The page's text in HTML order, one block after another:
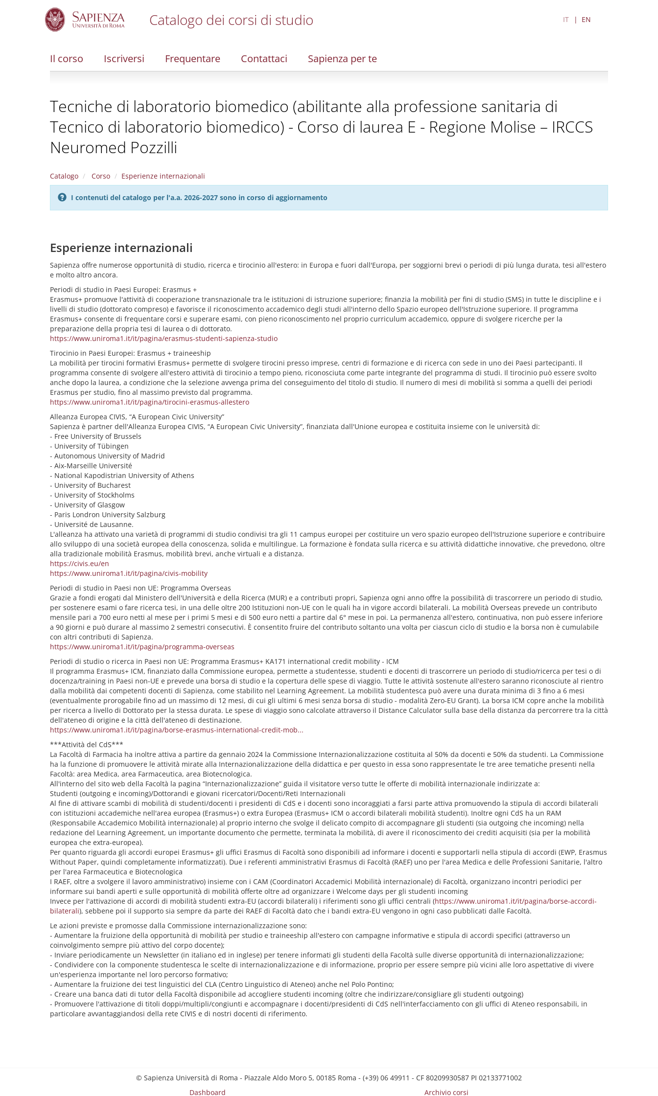
Catalogo dei corsi di studio IT EN
Il corso Iscriversi Frequentare Contattaci Sapienza per te
Tecniche di laboratorio biomedico (abilitante alla professione sanitaria di
Tecnico di laboratorio biomedico) - Corso di laurea E - Regione Molise – IRCCS
Neuromed Pozzilli
Catalogo Corso Esperienze internazionali
I contenuti del catalogo per l'a.a. 2026-2027 sono in corso di aggiornamento
Esperienze internazionali
Sapienza offre numerose opportunità di studio, ricerca e tirocinio all'estero: in Europa e fuori dall'Europa, per soggiorni brevi o periodi di più lunga durata, tesi all'estero
e molto altro ancora.
Periodi di studio in Paesi Europei: Erasmus +
Erasmus+ promuove l'attività di cooperazione transnazionale tra le istituzioni di istruzione superiore; finanzia la mobilità per fini di studio (SMS) in tutte le discipline e i
livelli di studio (dottorato compreso) e favorisce il riconoscimento accademico degli studi all'interno dello Spazio europeo dell'Istruzione superiore. Il programma
Erasmus+ consente di frequentare corsi e superare esami, con pieno riconoscimento nel proprio curriculum accademico, oppure di svolgere ricerche per la
preparazione della propria tesi di laurea o di dottorato.
https://www.uniroma1.it/it/pagina/erasmus-studenti-sapienza-studio
Tirocinio in Paesi Europei: Erasmus + traineeship
La mobilità per tirocini formativi Erasmus+ permette di svolgere tirocini presso imprese, centri di formazione e di ricerca con sede in uno dei Paesi partecipanti. Il
programma consente di svolgere all'estero attività di tirocinio a tempo pieno, riconosciuta come parte integrante del programma di studi. Il tirocinio può essere svolto
anche dopo la laurea, a condizione che la selezione avvenga prima del conseguimento del titolo di studio. Il numero di mesi di mobilità si somma a quelli dei periodi
Erasmus per studio, fino al massimo previsto dal programma.
https://www.uniroma1.it/it/pagina/tirocini-erasmus-allestero
Alleanza Europea CIVIS, “A European Civic University”
Sapienza è partner dell'Alleanza Europea CIVIS, “A European Civic University”, finanziata dall'Unione europea e costituita insieme con le università di:
- Free University of Brussels
- University of Tübingen
- Autonomous University of Madrid
- Aix-Marseille Université
- National Kapodistrian University of Athens
- University of Bucharest
- University of Stockholms
- University of Glasgow
- Paris Londron University Salzburg
- Université de Lausanne.
L'alleanza ha attivato una varietà di programmi di studio condivisi tra gli 11 campus europei per costituire un vero spazio europeo dell'Istruzione superiore e contribuire
allo sviluppo di una società europea della conoscenza, solida e multilingue. La formazione è fondata sulla ricerca e su attività didattiche innovative, che prevedono, oltre
alla tradizionale mobilità Erasmus, mobilità brevi, anche virtuali e a distanza.
https://civis.eu/en
https://www.uniroma1.it/it/pagina/civis-mobility
Periodi di studio in Paesi non UE: Programma Overseas
Grazie a fondi erogati dal Ministero dell'Università e della Ricerca (MUR) e a contributi propri, Sapienza ogni anno offre la possibilità di trascorrere un periodo di studio,
per sostenere esami o fare ricerca tesi, in una delle oltre 200 Istituzioni non-UE con le quali ha in vigore accordi bilaterali. La mobilità Overseas prevede un contributo
mensile pari a 700 euro netti al mese per i primi 5 mesi e di 500 euro netti a partire dal 6° mese in poi. La permanenza all'estero, continuativa, non può essere inferiore
a 90 giorni e può durare al massimo 2 semestri consecutivi. È consentito fruire del contributo soltanto una volta per ciascun ciclo di studio e la borsa non è cumulabile
con altri contributi di Sapienza.
https://www.uniroma1.it/it/pagina/programma-overseas
Periodi di studio o ricerca in Paesi non UE: Programma Erasmus+ KA171 international credit mobility - ICM
Il programma Erasmus+ ICM, finanziato dalla Commissione europea, permette a studentesse, studenti e docenti di trascorrere un periodo di studio/ricerca per tesi o di
docenza/training in Paesi non-UE e prevede una borsa di studio e la copertura delle spese di viaggio. Tutte le attività sostenute all'estero saranno riconosciute al rientro
dalla mobilità dai competenti docenti di Sapienza, come stabilito nel Learning Agreement. La mobilità studentesca può avere una durata minima di 3 fino a 6 mesi
(eventualmente prorogabile fino ad un massimo di 12 mesi, di cui gli ultimi 6 mesi senza borsa di studio - modalità Zero-EU Grant). La borsa ICM copre anche la mobilità
per ricerca a livello di Dottorato per la stessa durata. Le spese di viaggio sono calcolate attraverso il Distance Calculator sulla base della distanza da percorrere tra la città
dell'ateneo di origine e la città dell'ateneo di destinazione.
https://www.uniroma1.it/it/pagina/borse-erasmus-international-credit-mob...
***Attività del CdS***
La Facoltà di Farmacia ha inoltre attiva a partire da gennaio 2024 la Commissione Internazionalizzazione costituita al 50% da docenti e 50% da studenti. La Commissione
ha la funzione di promuovere le attività mirate alla Internazionalizzazione della didattica e per questo in essa sono rappresentate le tre aree tematiche presenti nella
Facoltà: area Medica, area Farmaceutica, area Biotecnologica.
All'interno del sito web della Facoltà la pagina “Internazionalizzazione” guida il visitatore verso tutte le offerte di mobilità internazionale indirizzate a:
Studenti (outgoing e incoming)/Dottorandi e giovani ricercatori/Docenti/Reti Internazionali
Al fine di attivare scambi di mobilità di studenti/docenti i presidenti di CdS e i docenti sono incoraggiati a farsi parte attiva promuovendo la stipula di accordi bilaterali
con istituzioni accademiche nell'area europea (Erasmus+) o extra Europea (Erasmus+ ICM o accordi bilaterali mobilità studenti). Inoltre ogni CdS ha un RAM
(Responsabile Accademico Mobilità internazionale) al proprio interno che svolge il delicato compito di accompagnare gli studenti (sia outgoing che incoming) nella
redazione del Learning Agreement, un importante documento che permette, terminata la mobilità, di avere il riconoscimento dei crediti acquisiti (sia per la mobilità
europea che extra-europea).
Per quanto riguarda gli accordi europei Erasmus+ gli uffici Erasmus di Facoltà sono disponibili ad informare i docenti e supportarli nella stipula di accordi (EWP, Erasmus
Without Paper, quindi completamente informatizzati). Due i referenti amministrativi Erasmus di Facoltà (RAEF) uno per l'area Medica e delle Professioni Sanitarie, l'altro
per l'area Farmaceutica e Biotecnologica
I RAEF, oltre a svolgere il lavoro amministrativo) insieme con i CAM (Coordinatori Accademici Mobilità internazionale) di Facoltà, organizzano incontri periodici per
informare sui bandi aperti e sulle opportunità di mobilità offerte oltre ad organizzare i Welcome days per gli studenti incoming
Invece per l'attivazione di accordi di mobilità studenti extra-EU (accordi bilaterali) i riferimenti sono gli uffici centrali (https://www.uniroma1.it/it/pagina/borse-accordi-
bilaterali), sebbene poi il supporto sia sempre da parte dei RAEF di Facoltà dato che i bandi extra-EU vengono in ogni caso pubblicati dalle Facoltà.
Le azioni previste e promosse dalla Commissione internazionalizzazione sono:
- Aumentare la fruizione della opportunità di mobilità per studio e traineeship all'estero con campagne informative e stipula di accordi specifici (attraverso un
coinvolgimento sempre più attivo del corpo docente);
- Inviare periodicamente un Newsletter (in italiano ed in inglese) per tenere informati gli studenti della Facoltà sulle diverse opportunità di internazionalizzazione;
- Condividere con la componente studentesca le scelte di internazionalizzazione e di informazione, proprio per essere sempre più vicini alle loro aspettative di vivere
un'esperienza importante nel loro percorso formativo;
- Aumentare la fruizione dei test linguistici del CLA (Centro Linguistico di Ateneo) anche nel Polo Pontino;
- Creare una banca dati di tutor della Facoltà disponibile ad accogliere studenti incoming (oltre che indirizzare/consigliare gli studenti outgoing)
- Promuovere l'attivazione di titoli doppi/multipli/congiunti e accompagnare i docenti/presidenti di CdS nell'interfacciamento con gli uffici di Ateneo responsabili, in
particolare avvantaggiandosi della rete CIVIS e di nostri docenti di riferimento.
© Sapienza Università di Roma - Piazzale Aldo Moro 5, 00185 Roma - (+39) 06 49911 - CF 80209930587 PI 02133771002
Dashboard
Archivio corsi